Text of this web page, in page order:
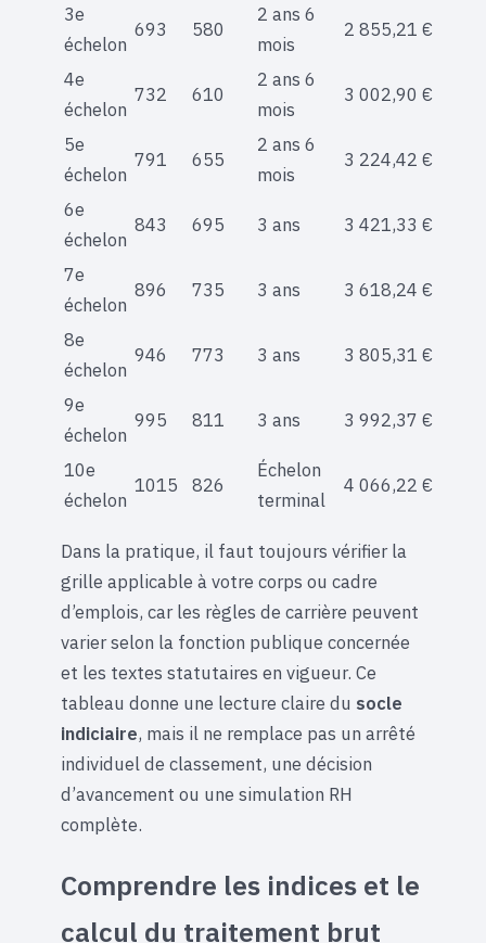
3e
échelon
693 580
2 ans 6
mois
2 855,21 €
4e
échelon
732 610
2 ans 6
mois
3 002,90 €
5e
échelon
791 655
2 ans 6
mois
3 224,42 €
6e
échelon
843 695 3 ans 3 421,33 €
7e
échelon
896 735 3 ans 3 618,24 €
8e
échelon
946 773 3 ans 3 805,31 €
9e
échelon
995 811 3 ans 3 992,37 €
10e
échelon
1015 826
Échelon
terminal
4 066,22 €
Dans la pratique, il faut toujours vérifier la
grille applicable à votre corps ou cadre
d’emplois, car les règles de carrière peuvent
varier selon la fonction publique concernée
et les textes statutaires en vigueur. Ce
tableau donne une lecture claire du socle
indiciaire, mais il ne remplace pas un arrêté
individuel de classement, une décision
d’avancement ou une simulation RH
complète.
Comprendre les indices et le
calcul du traitement brut